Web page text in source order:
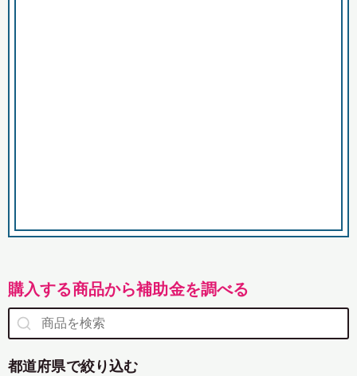
購入する商品から補助金を調べる
都道府県で絞り込む